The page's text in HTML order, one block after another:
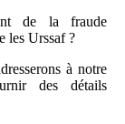
de la fraude
les Urssaf ?
à notre
des détails